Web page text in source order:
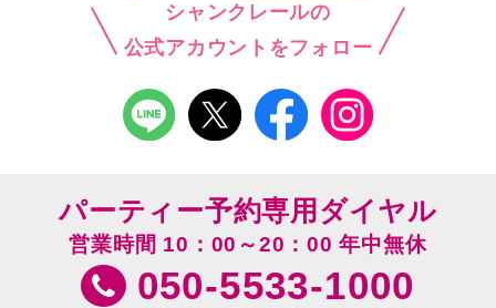
シャンクレールの
公式アカウントをフォロー
パーティー予約専用ダイヤル
営業時間 10：00～20：00 年中無休
050-5533-1000